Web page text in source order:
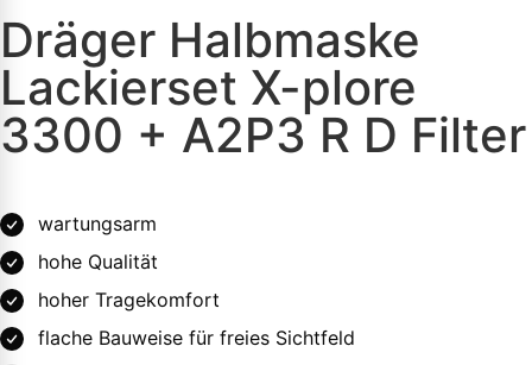
Dräger Halbmaske
Lackierset X-plore
3300 + A2P3 R D Filter
wartungsarm
hohe Qualität
hoher Tragekomfort
flache Bauweise für freies Sichtfeld